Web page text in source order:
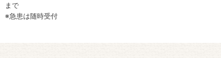
まで
※急患は随時受付